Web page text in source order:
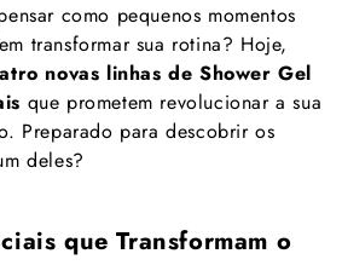
como pequenos momentos
transformar sua rotina? Hoje,
novas linhas de Shower Gel
que prometem revolucionar a sua
Preparado para descobrir os
deles?
que Transformam o